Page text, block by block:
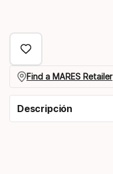
Find a MARES Retailer
Descripción